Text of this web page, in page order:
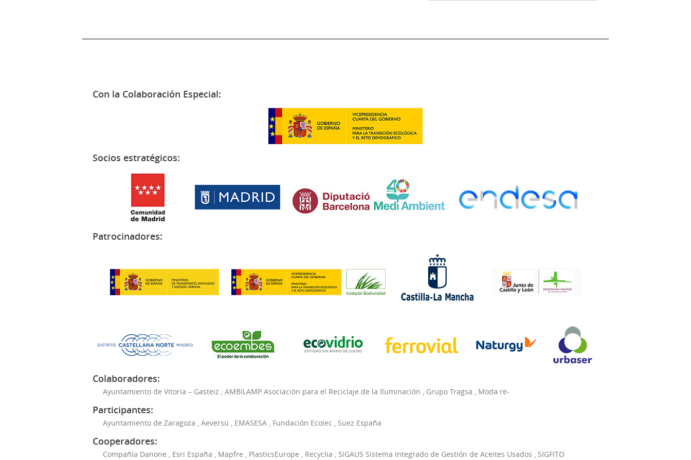
Con la Colaboración Especial:
Socios estratégicos:
Patrocinadores:
Colaboradores:
Ayuntamiento de Vitoria – Gasteiz AMBILAMP Asociación para el Reciclaje de la Iluminación Grupo Tragsa Moda re-
Participantes:
Ayuntamiento de Zaragoza Aeversu EMASESA Fundación Ecolec Suez España
Cooperadores:
Compañía Danone Esri España Mapfre PlasticsEurope Recyclia SIGAUS Sistema Integrado de Gestión de Aceites Usados
SIGFITO